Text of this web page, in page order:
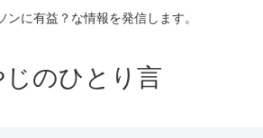
に有益？な情報を発信します。
のひとり言